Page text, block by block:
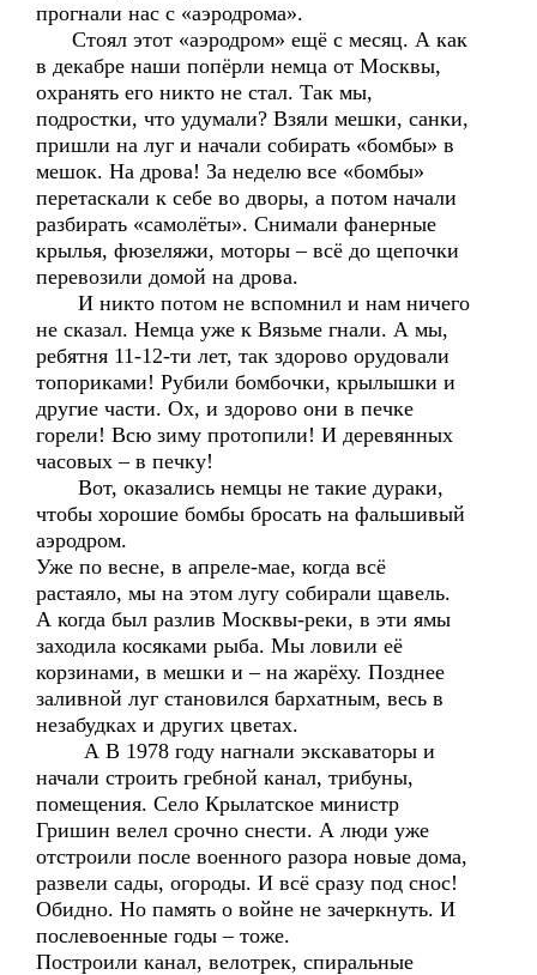
прогнали нас с «аэродрома».
Стоял этот «аэродром» ещё с месяц. А как
в декабре наши попёрли немца от Москвы,
охранять его никто не стал. Так мы,
подростки, что удумали? Взяли мешки, санки,
пришли на луг и начали собирать «бомбы» в
мешок. На дрова! За неделю все «бомбы»
перетаскали к себе во дворы, а потом начали
разбирать «самолёты». Снимали фанерные
крылья, фюзеляжи, моторы – всё до щепочки
перевозили домой на дрова.
И никто потом не вспомнил и нам ничего
не сказал. Немца уже к Вязьме гнали. А мы,
ребятня 11-12-ти лет, так здорово орудовали
топориками! Рубили бомбочки, крылышки и
другие части. Ох, и здорово они в печке
горели! Всю зиму протопили! И деревянных
часовых – в печку!
Вот, оказались немцы не такие дураки,
чтобы хорошие бомбы бросать на фальшивый
аэродром.
Уже по весне, в апреле-мае, когда всё
растаяло, мы на этом лугу собирали щавель.
А когда был разлив Москвы-реки, в эти ямы
заходила косяками рыба. Мы ловили её
корзинами, в мешки и – на жарёху. Позднее
заливной луг становился бархатным, весь в
незабудках и других цветах.
А В 1978 году нагнали экскаваторы и
начали строить гребной канал, трибуны,
помещения. Село Крылатское министр
Гришин велел срочно снести. А люди уже
отстроили после военного разора новые дома,
развели сады, огороды. И всё сразу под снос!
Обидно. Но память о войне не зачеркнуть. И
послевоенные годы – тоже.
Построили канал, велотрек, спиральные